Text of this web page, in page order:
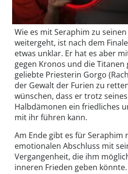
Wie es mit Seraphim zu
weitergeht, ist nach dem
etwas unklar. Er hat es aber
gegen Kronos und die Titanen
geliebte Priesterin Gorgo
der Gewalt der Furien zu
wünschen, dass er trotz
Halbdämonen ein friedliches
mit ihr führen kann.
Am Ende gibt es für Seraphim
emotionalen Abschluss mit
Vergangenheit, die ihm
inneren Frieden geben könnte.